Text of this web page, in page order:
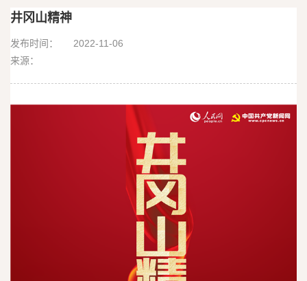
精神
井冈山精神
发布时间：
2022-11-06
来源：